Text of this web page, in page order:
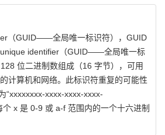
（GUID——全局唯一标识符），GUID
identifier（GUID——全局唯一标
位二进制数组成（16 字节），可用
计算机和网络。此标识符重复的可能性
“xxxxxxxx-xxxx-xxxx-xxxx-
个 x 是 0-9 或 a-f 范围内的一个十六进制